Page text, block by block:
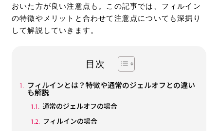
おいた方が良い注意点も。この記事では、フィルイン
の特徴やメリットと合わせて注意点についても深掘り
して解説していきます。
目次
フィルインとは？特徴や通常のジェルオフとの違い
も解説
通常のジェルオフの場合
フィルインの場合